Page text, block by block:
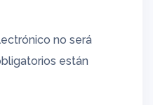
no será
están